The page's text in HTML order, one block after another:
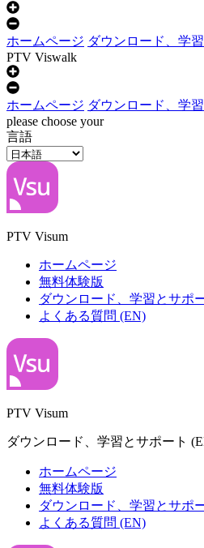
ホームページ ダウンロード、学
PTV Viswalk
ホームページ ダウンロード、学
please choose your
言語
PTV Visum
ホームページ
無料体験版
ダウンロード、学習とサポ
よくある質問 (EN)
PTV Visum
ダウンロード、学習とサポート
ホームページ
無料体験版
ダウンロード、学習とサポ
よくある質問 (EN)